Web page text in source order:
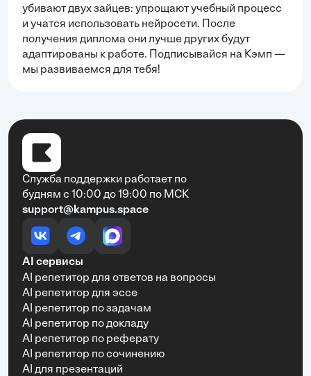
убивают двух зайцев: упрощают учебный процесс
и учатся использовать нейросети. После
получения диплома они лучше других будут
адаптированы к работе. Подписывайся на Кэмп —
мы развиваемся для тебя!
Служба поддержки работает по
будням с 10:00 до 19:00 по МСК
support@kampus.space
AI сервисы
AI репетитор для ответов на вопросы
AI репетитор для эссе
AI репетитор по задачам
AI репетитор по докладу
AI репетитор по реферату
AI репетитор по сочинению
AI для презентаций